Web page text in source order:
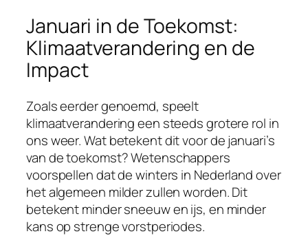
Januari in de Toekomst:
Klimaatverandering en de
Impact
Zoals eerder genoemd, speelt
klimaatverandering een steeds grotere rol in
ons weer. Wat betekent dit voor de januari’s
van de toekomst? Wetenschappers
voorspellen dat de winters in Nederland over
het algemeen milder zullen worden. Dit
betekent minder sneeuw en ijs, en minder
kans op strenge vorstperiodes.